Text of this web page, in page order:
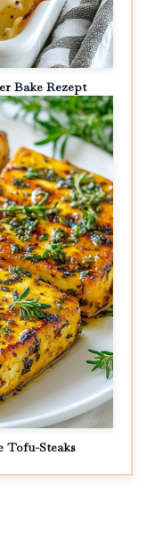
Bake Rezept
Tofu-Steaks